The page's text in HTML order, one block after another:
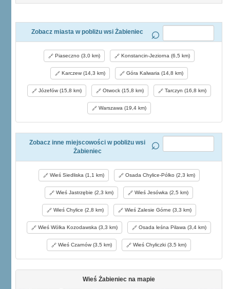
Zobacz miasta w pobliżu wsi Żabieniec
Piaseczno (3,0 km) Konstancin-Jeziorna (6,5 km)
Karczew (14,3 km) Góra Kalwaria (14,8 km)
Józefów (15,8 km) Otwock (15,8 km) Tarczyn (16,8 km)
Warszawa (19,4 km)
Zobacz inne miejscowości w pobliżu wsi
Żabieniec
Wieś Siedliska (1,1 km) Osada Chylice-Pólko (2,3 km)
Wieś Jastrzębie (2,3 km) Wieś Jesówka (2,5 km)
Wieś Chylice (2,8 km) Wieś Zalesie Górne (3,3 km)
Wieś Wólka Kozodawska (3,3 km) Osada leśna Pilawa (3,4 km)
Wieś Czarnów (3,5 km) Wieś Chyliczki (3,5 km)
Wieś Żabieniec na mapie